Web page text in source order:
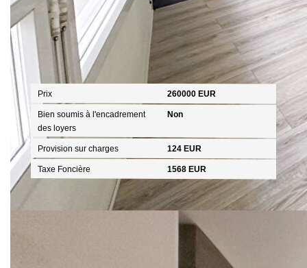
Aspects financiers
Prix 260000 EUR
Bien soumis à l'encadrement
des loyers
Non
Provision sur charges 124 EUR
Taxe Foncière 1568 EUR